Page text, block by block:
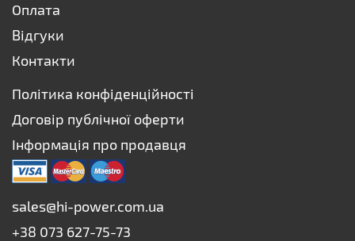
Оплата
Відгуки
Контакти
Політика конфіденційності
Договір публічної оферти
Інформація про продавця
sales@hi-power.com.ua
+38 073 627-75-73